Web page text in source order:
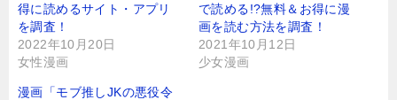
得に読めるサイト・アプリ
を調査！
2022年10月20日
女性漫画
で読める!?無料＆お得に漫
画を読む⽅法を調査！
2021年10月12日
少女漫画
漫画「モブ推しJKの悪役令